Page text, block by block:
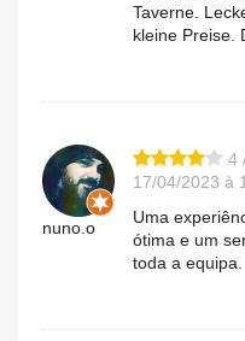
Taverne.
kleine Preise.
nuno.o
4
17/04/2023 à
Uma
ótima e um
toda a equipa.